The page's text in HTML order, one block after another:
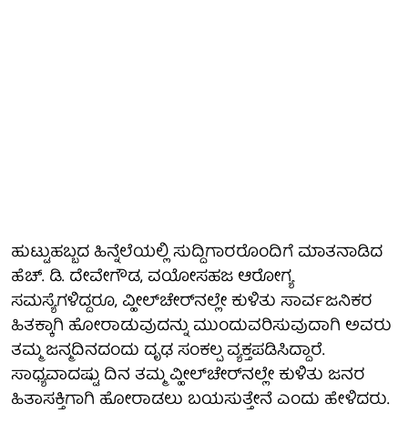
ಹುಟ್ಟುಹಬ್ಬದ ಹಿನ್ನೆಲೆಯಲ್ಲಿ ಸುದ್ದಿಗಾರರೊಂದಿಗೆ ಮಾತನಾಡಿದ
ಹೆಚ್. ಡಿ. ದೇವೇಗೌಡ, ವಯೋಸಹಜ ಆರೋಗ್ಯ
ಸಮಸ್ಯೆಗಳಿದ್ದರೂ, ವ್ಹೀಲ್‌ಚೇರ್‌ನಲ್ಲೇ ಕುಳಿತು ಸಾರ್ವಜನಿಕರ
ಹಿತಕ್ಕಾಗಿ ಹೋರಾಡುವುದನ್ನು ಮುಂದುವರಿಸುವುದಾಗಿ ಅವರು
ತಮ್ಮ ಜನ್ಮದಿನದಂದು ದೃಢ ಸಂಕಲ್ಪ ವ್ಯಕ್ತಪಡಿಸಿದ್ದಾರೆ.
ಸಾಧ್ಯವಾದಷ್ಟು ದಿನ ತಮ್ಮ ವ್ಹೀಲ್‌ಚೇರ್‌ನಲ್ಲೇ ಕುಳಿತು ಜನರ
ಹಿತಾಸಕ್ತಿಗಾಗಿ ಹೋರಾಡಲು ಬಯಸುತ್ತೇನೆ ಎಂದು ಹೇಳಿದರು.